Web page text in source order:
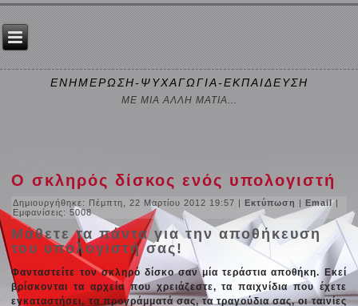
ΕΝΗΜΕΡΩΣΗ-ΨΥΧΑΓΩΓΙΑ-ΕΚΠΑΙΔΕΥΣΗ
ΜΕ ΜΙΑ ΑΛΛΗ ΜΑΤΙΑ...
Ο σκληρός δίσκος ενός υπολογιστή
Δημιουργήθηκε: Πέμπτη, 22 Μαρτίου 2012 19:57 |Εκτύπωση |Email |
Εμφανίσεις: 5008
Μάθετε τα πάντα για την αποθήκευση
του υπολογιστή σας!
Φανταστείτε τον σκληρό δίσκο σαν μία τεράστια αποθήκη. Εκεί
βρίσκονται τα αρχεία που χρειάζεστε, τα παιχνίδια που έχετε
εγκαταστήσει, τα προγράμματά σας, τα τραγούδια σας, οι ταινίες